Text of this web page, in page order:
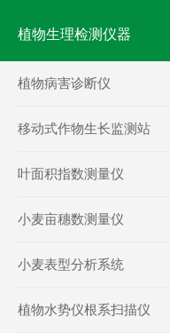
植物生理检测仪器
植物病害诊断仪
移动式作物生长监测站
叶面积指数测量仪
小麦亩穗数测量仪
小麦表型分析系统
植物水势仪根系扫描仪